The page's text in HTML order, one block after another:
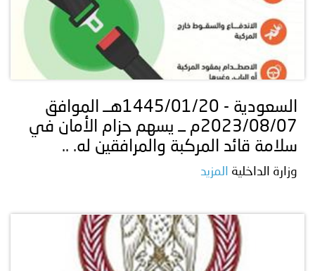
السعودية - 1445/01/20هــ الموافق
2023/08/07م ــ يسهم حزام الأمان في
سلامة قائد المركبة والمرافقين له. ..
وزارة الداخلية المزيد